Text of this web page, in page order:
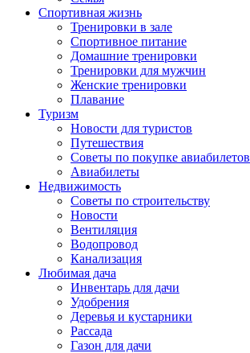
Спортивная жизнь
Тренировки в зале
Спортивное питание
Домашние тренировки
Тренировки для мужчин
Женские тренировки
Плавание
Туризм
Новости для туристов
Путешествия
Советы по покупке авиабилетов
Авиабилеты
Недвижимость
Советы по строительству
Новости
Вентиляция
Водопровод
Канализация
Любимая дача
Инвентарь для дачи
Удобрения
Деревья и кустарники
Рассада
Газон для дачи